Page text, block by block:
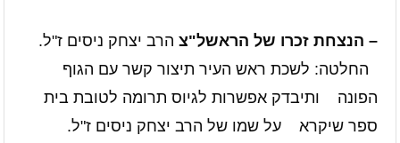
– הנצחת זכרו של הראשל"צ הרב יצחק ניסים ז"ל.
החלטה: לשכת ראש העיר תיצור קשר עם הגוף
הפונה
ותיבדק אפשרות לגיוס תרומה לטובת בית
ספר שיקרא
על שמו של הרב יצחק ניסים ז"ל.